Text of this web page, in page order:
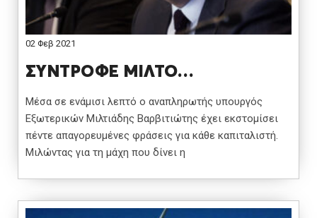
02 Φεβ 2021
ΣΥΝΤΡΟΦΕ ΜΙΛΤΟ…
Μέσα σε ενάμισι λεπτό ο αναπληρωτής υπουργός
Εξωτερικών Μιλτιάδης Βαρβιτιώτης έχει εκστομίσει
πέντε απαγορευμένες φράσεις για κάθε καπιταλιστή.
Μιλώντας για τη μάχη που δίνει η